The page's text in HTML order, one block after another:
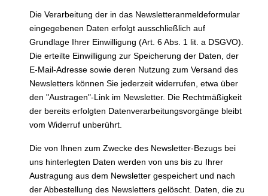
Die Verarbeitung der in das Newsletteranmeldeformular
eingegebenen Daten erfolgt ausschließlich auf
Grundlage Ihrer Einwilligung (Art. 6 Abs. 1 lit. a DSGVO).
Die erteilte Einwilligung zur Speicherung der Daten, der
E-Mail-Adresse sowie deren Nutzung zum Versand des
Newsletters können Sie jederzeit widerrufen, etwa über
den "Austragen"-Link im Newsletter. Die Rechtmäßigkeit
der bereits erfolgten Datenverarbeitungsvorgänge bleibt
vom Widerruf unberührt.
Die von Ihnen zum Zwecke des Newsletter-Bezugs bei
uns hinterlegten Daten werden von uns bis zu Ihrer
Austragung aus dem Newsletter gespeichert und nach
der Abbestellung des Newsletters gelöscht. Daten, die zu